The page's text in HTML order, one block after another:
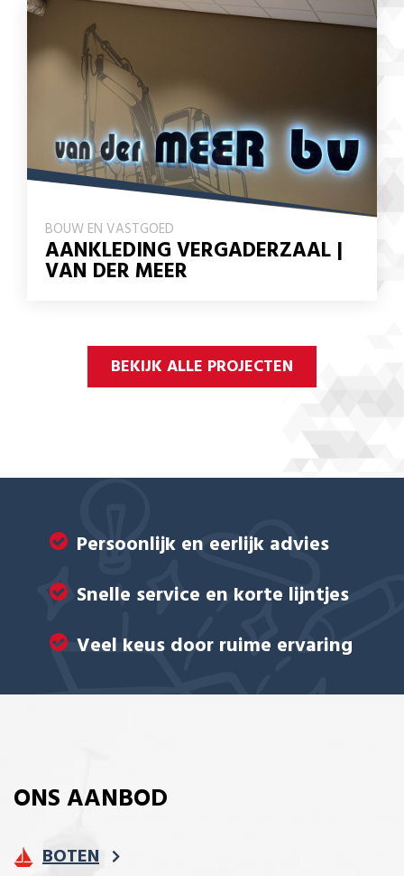
BOUW EN VASTGOED
AANKLEDING VERGADERZAAL |
VAN DER MEER
BEKIJK ALLE PROJECTEN
Persoonlijk en eerlijk advies
Snelle service en korte lijntjes
Veel keus door ruime ervaring
ONS AANBOD
BOTEN